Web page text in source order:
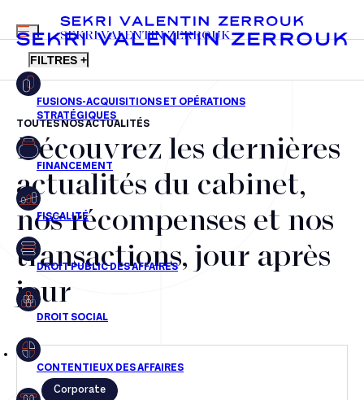
FR EN
MENU
SEKRI VALENTIN ZERROUK
FILTRES +
Fusions-acquisitions et opérations stratégiques
Financement
Fiscalité
Droit public des affaires
Droit social
Droit immobilier
Restructuring
TOUTES NOS ACTUALITÉS
Découvrez les dernières
actualités du cabinet,
nos récompenses et nos
transactions, jour après
jour
Corporate